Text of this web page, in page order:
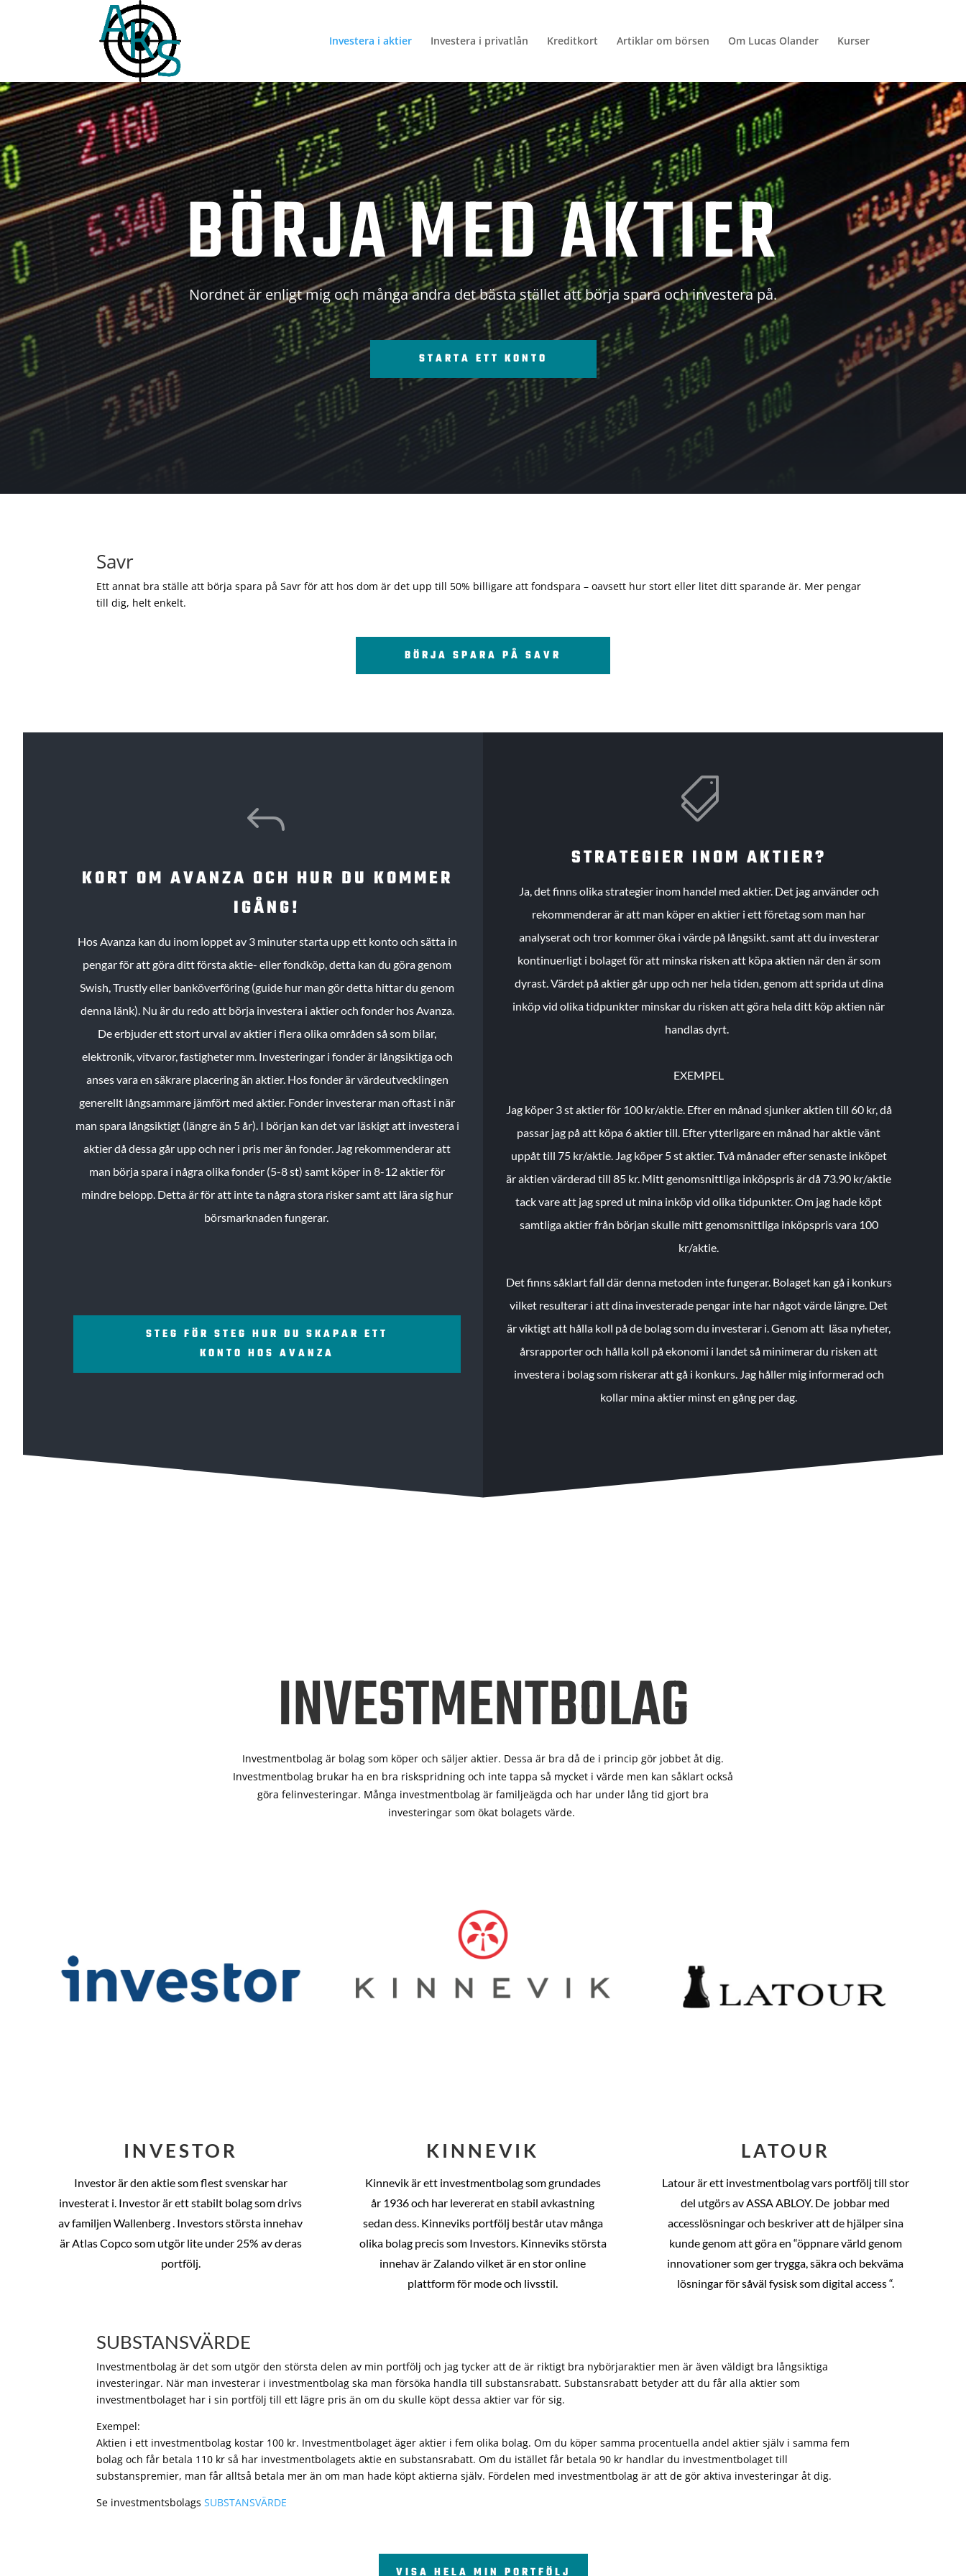
Investera i aktier Investera i privatlån Kreditkort Artiklar om börsen Om Lucas Olander Kurser
BÖRJA MED AKTIER
Nordnet är enligt mig och många andra det bästa stället att börja spara och investera på.
STARTA ETT KONTO
Savr
Ett annat bra ställe att börja spara på Savr för att hos dom är det upp till 50% billigare att fondspara – oavsett hur stort eller litet ditt sparande är. Mer pengar
till dig, helt enkelt.
BÖRJA SPARA PÅ SAVR
J
KORT OM AVANZA OCH HUR DU KOMMER
IGÅNG!
Hos Avanza kan du inom loppet av 3 minuter starta upp ett konto och sätta in
pengar för att göra ditt första aktie- eller fondköp, detta kan du göra genom
Swish, Trustly eller banköverföring (guide hur man gör detta hittar du genom
denna länk). Nu är du redo att börja investera i aktier och fonder hos Avanza.
De erbjuder ett stort urval av aktier i flera olika områden så som bilar,
elektronik, vitvaror, fastigheter mm. Investeringar i fonder är långsiktiga och
anses vara en säkrare placering än aktier. Hos fonder är värdeutvecklingen
generellt långsammare jämfört med aktier. Fonder investerar man oftast i när
man spara långsiktigt (längre än 5 år). I början kan det var läskigt att investera i
aktier då dessa går upp och ner i pris mer än fonder. Jag rekommenderar att
man börja spara i några olika fonder (5-8 st) samt köper in 8-12 aktier för
mindre belopp. Detta är för att inte ta några stora risker samt att lära sig hur
börsmarknaden fungerar.
STEG FÖR STEG HUR DU SKAPAR ETT
KONTO HOS AVANZA

STRATEGIER INOM AKTIER?
Ja, det finns olika strategier inom handel med aktier. Det jag använder och
rekommenderar är att man köper en aktier i ett företag som man har
analyserat och tror kommer öka i värde på långsikt. samt att du investerar
kontinuerligt i bolaget för att minska risken att köpa aktien när den är som
dyrast. Värdet på aktier går upp och ner hela tiden, genom att sprida ut dina
inköp vid olika tidpunkter minskar du risken att göra hela ditt köp aktien när
handlas dyrt.
EXEMPEL
Jag köper 3 st aktier för 100 kr/aktie. Efter en månad sjunker aktien till 60 kr, då
passar jag på att köpa 6 aktier till. Efter ytterligare en månad har aktie vänt
uppåt till 75 kr/aktie. Jag köper 5 st aktier.Två månader efter senaste inköpet
är aktien värderad till 85 kr. Mitt genomsnittliga inköpspris är då 73.90 kr/aktie
tack vare att jag spred ut mina inköp vid olika tidpunkter. Om jag hade köpt
samtliga aktier från början skulle mitt genomsnittliga inköpspris vara 100
kr/aktie.
Det finns såklart fall där denna metoden inte fungerar. Bolaget kan gå i konkurs
vilket resulterar i att dina investerade pengar inte har något värde längre. Det
är viktigt att hålla koll på de bolag som du investerar i. Genom att läsa nyheter,
årsrapporter och hålla koll på ekonomi i landet så minimerar du risken att
investera i bolag som riskerar att gå i konkurs. Jag håller mig informerad och
kollar mina aktier minst en gång per dag.
INVESTMENTBOLAG
Investmentbolag är bolag som köper och säljer aktier. Dessa är bra då de i princip gör jobbet åt dig.
Investmentbolag brukar ha en bra riskspridning och inte tappa så mycket i värde men kan såklart också
göra felinvesteringar. Många investmentbolag är familjeägda och har under lång tid gjort bra
investeringar som ökat bolagets värde.
INVESTOR
Investor är den aktie som flest svenskar har
investerat i. Investor är ett stabilt bolag som drivs
av familjen Wallenberg . Investors största innehav
är Atlas Copco som utgör lite under 25% av deras
portfölj.
KINNEVIK
Kinnevik är ett investmentbolag som grundades
år 1936 och har levererat en stabil avkastning
sedan dess. Kinneviks portfölj består utav många
olika bolag precis som Investors. Kinneviks största
innehav är Zalando vilket är en stor online
plattform för mode och livsstil.
LATOUR
Latour är ett investmentbolag vars portfölj till stor
del utgörs av ASSA ABLOY. De jobbar med
accesslösningar och beskriver att de hjälper sina
kunde genom att göra en “öppnare värld genom
innovationer som ger trygga, säkra och bekväma
lösningar för såväl fysisk som digital access “.
SUBSTANSVÄRDE
Investmentbolag är det som utgör den största delen av min portfölj och jag tycker att de är riktigt bra nybörjaraktier men är även väldigt bra långsiktiga
investeringar. När man investerar i investmentbolag ska man försöka handla till substansrabatt. Substansrabatt betyder att du får alla aktier som
investmentbolaget har i sin portfölj till ett lägre pris än om du skulle köpt dessa aktier var för sig.
Exempel:
Aktien i ett investmentbolag kostar 100 kr. Investmentbolaget äger aktier i fem olika bolag. Om du köper samma procentuella andel aktier själv i samma fem
bolag och får betala 110 kr så har investmentbolagets aktie en substansrabatt. Om du istället får betala 90 kr handlar du investmentbolaget till
substanspremier, man får alltså betala mer än om man hade köpt aktierna själv. Fördelen med investmentbolag är att de gör aktiva investeringar åt dig.
Se investmentsbolagsSUBSTANSVÄRDE
VISA HELA MIN PORTFÖLJ